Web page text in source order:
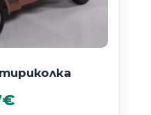
€Текущата